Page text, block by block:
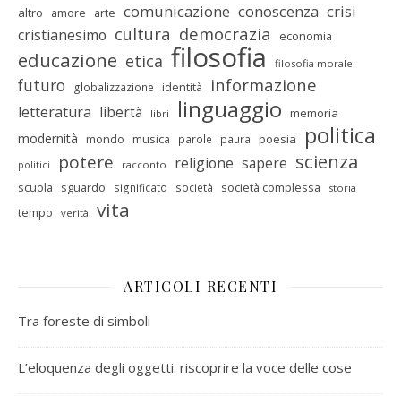
altro amore arte comunicazione conoscenza crisi
cristianesimo cultura democrazia economia
educazione etica filosofia filosofia morale
futuro globalizzazione identità informazione
letteratura libertà libri linguaggio memoria
modernità mondo musica parole paura poesia politica
politici potere racconto religione sapere scienza
scuola sguardo significato società società complessa storia
tempo verità vita
ARTICOLI RECENTI
Tra foreste di simboli
L’eloquenza degli oggetti: riscoprire la voce delle cose